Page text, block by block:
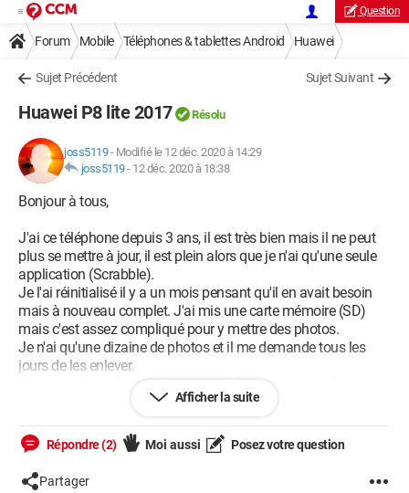
Question
Forum Mobile Téléphones & tablettes Android Huawei
Sujet Précédent Sujet Suivant
Huawei P8 lite 2017 Résolu
joss5119- Modifié le 12 déc. 2020 à 14:29
joss5119- 12 déc. 2020 à 18:38
Bonjour à tous,
J'ai ce téléphone depuis 3 ans, il est très bien mais il ne peut
plus se mettre à jour, il est plein alors que je n'ai qu'une seule
application (Scrabble).
Je l'ai réinitialisé il y a un mois pensant qu'il en avait besoin
mais à nouveau complet. J'ai mis une carte mémoire (SD)
mais c'est assez compliqué pour y mettre des photos.
Je n'ai qu'une dizaine de photos et il me demande tous les
jours de les enlever.
Y a-t-il quelque chose à faire pour libérer de l'espace dans ce
téléphone ou faut-il que j'en achète un avec plus de mémoire.
Bien amicalement,
josette.
Afficher la suite
Répondre (2) Moi aussi Posez votre question
Partager